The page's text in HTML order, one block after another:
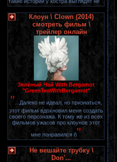
Клоун \ Clown (2014)
смотреть фильм \
трейлер онлайн
Зелёный Чай With Bergamot
"GreenTeaWithBergamot"
" ...Далеко не идеал, но признаться,
этот фильм вдохновил меня создать
своего персонажа. К тому же из всех
фильмов ужасов про клоунов этот
мне понравился б"
Не вешайте трубку \
Don'...